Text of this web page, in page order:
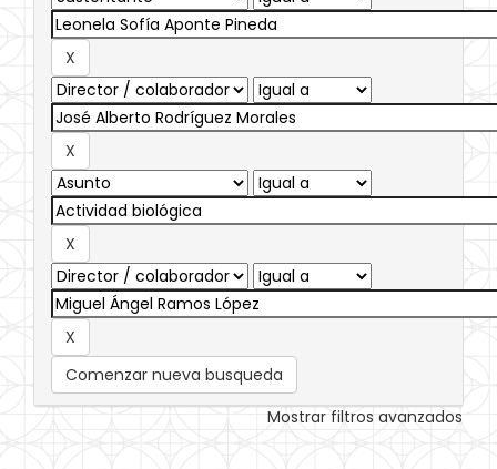
Comenzar nueva busqueda
Mostrar filtros avanzados